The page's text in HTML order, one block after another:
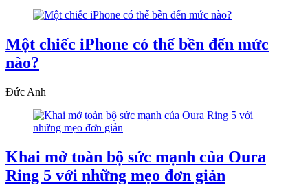
Một chiếc iPhone có thể bền đến mức
nào?
Đức Anh
Khai mở toàn bộ sức mạnh của Oura
Ring 5 với những mẹo đơn giản